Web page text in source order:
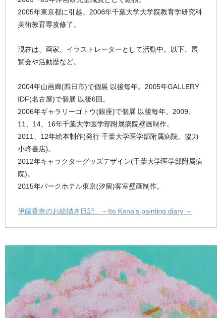
2005年東京都に引越。2008年千葉大学大学院教育学研究科
美術教育専攻修了。
現在は、画家、イラストレーターとして活動中。以下、展
覧会や活動歴など。
2004年山画廊(四日市)で個展 以後毎年。2005年GALLERY
IDF(名古屋)で個展 以後6回。
2006年ギャラリーゴトウ(銀座)で個展 以後毎年。2009、
11、14、16年千葉大学医学部附属病院壁画制作。
2011、12年絵本制作(発行 千葉大学医学部附属病院、協力
小峰書店)。
2012年キャラクターグッズデザイン(千葉大学医学部附属病
院)。
2015年パークホテル東京(汐留)客室壁画制作。
伊藤香奈のお絵描き日記 ～Ito Kana's painting diary ～